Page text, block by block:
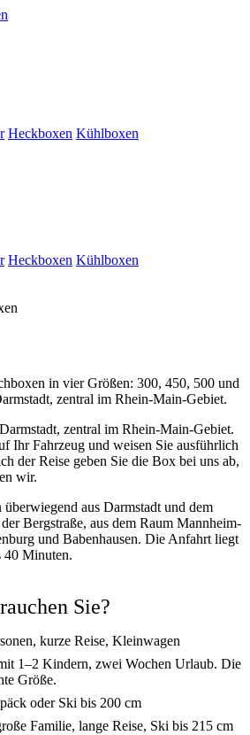
Heckboxen Kühlboxen
Heckboxen Kühlboxen
in vier Größen: 300, 450, 500 und
zentral im Rhein-Main-Gebiet.
zentral im Rhein-Main-Gebiet.
Ihr Fahrzeug und weisen Sie ausführlich
der Reise geben Sie die Box bei uns ab,
wir.
aus Darmstadt und dem
Bergstraße, aus dem Raum Mannheim-
und Babenhausen. Die Anfahrt liegt
40 Minuten.
Sie?
kurze Reise, Kleinwagen
1–2 Kindern, zwei Wochen Urlaub. Die
Größe.
oder Ski bis 200 cm
Familie, lange Reise, Ski bis 215 cm